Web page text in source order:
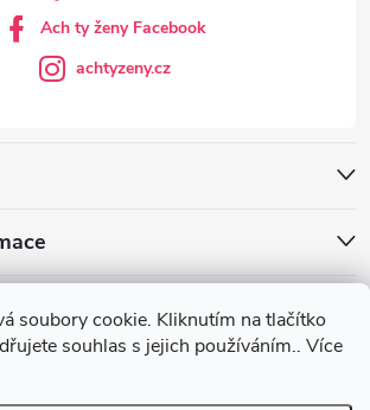
soubory cookie. Kliknutím na tlačítko
souhlas s jejich používáním.. Více
Ach ty ženy Facebook
achtyzeny.cz